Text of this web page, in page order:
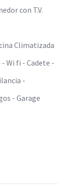
con T.V.
Climatizada
Wi fi - Cadete -
-
- Garage